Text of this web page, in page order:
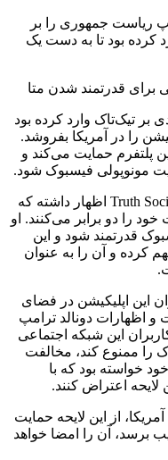
ریاست جمهوری را بر
کرده بود تا به دست یک
تیک‌تاک وارد کرده بود
را در آمریکا بفروشد.
پلتفرم حمایت می‌کند و
مونوپولی فیسبوک شود.
ترامپ در پلتفرم اجتماعی خود به نام Truth Social اظهار داشته که
را دو برابر می‌کنند. او
قدرتمند شود و این
کرده و آن را به عنوان
این اپلیکیشن در فضای
و اظهارات دونالد ترامپ
این شبکه اجتماعی
را ممنوع کند، مخالفت
خواسته بود که با
لایحه اعتراض کنند.
از این لایحه حمایت
برسد، آن را امضا خواهد